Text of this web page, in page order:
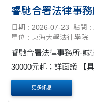
睿馳合署法律事
日期 : 2026-07-23
點閱 :
單位 : 東海大學法律學院
睿馳合署法律事務所-誠徵「行
30000元起；詳面議 【具備條件】 細心負責、具文書處理能
力 積極主動、具團隊合作及與溝通能
徵者請備妥履歴表、自傳
更多訊息